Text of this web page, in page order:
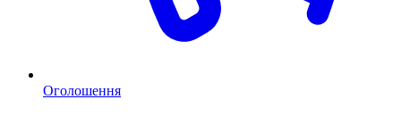
Оголошення